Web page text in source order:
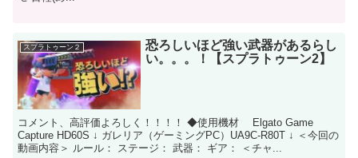
スプラトゥーン２
恐ろしいほど強い武器があるらし
い。。。！【スプラトゥーン2】
コメント、高評価よろしく！！！！ ◆使用機材 Elgato Game
Capture HD60S ↓ ガレリア（​ゲーミングPC​）UA9C-R80T ↓ ＜今回の
動画内容＞ ルール： ステージ： 武器： ギア： ＜チャ...